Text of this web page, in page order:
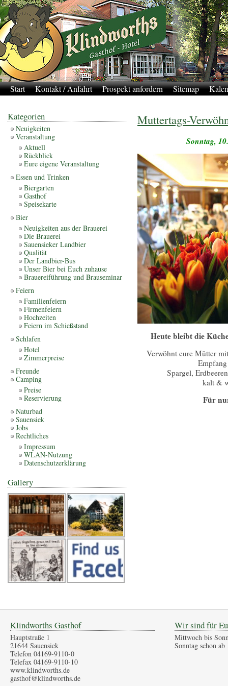
Start Kontakt / Anfahrt Prospekt anfordern Sitemap
Muttertags-
Sonntag,
Heute bleibt die
Verwöhnt eure Mütter
Spargel,
kalt &
Für
Kategorien
Neuigkeiten
Veranstaltung
Aktuell
Rückblick
Eure eigene Veranstaltung
Essen und Trinken
Biergarten
Gasthof
Speisekarte
Bier
Neuigkeiten aus der Brauerei
Die Brauerei
Sauensieker Landbier
Qualität
Der Landbier-Bus
Unser Bier bei Euch zuhause
Brauereiführung und Brauseminar
Feiern
Familienfeiern
Firmenfeiern
Hochzeiten
Feiern im Schießstand
Schlafen
Hotel
Zimmerpreise
Freunde
Camping
Preise
Reservierung
Naturbad
Sauensiek
Jobs
Rechtliches
Impressum
WLAN-Nutzung
Datenschutzerklärung
Gallery
Klindworths Gasthof
Hauptstraße 1
21644 Sauensiek
Telefon 04169-9110-0
Telefax 04169-9110-10
www.klindworths.de
gasthof@klindworths.de
Wir sind für
Mittwoch bis
Sonntag schon